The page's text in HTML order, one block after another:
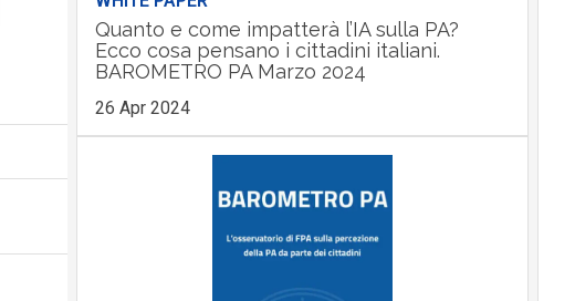
Quanto e come impatterà l’IA sulla PA?
Ecco cosa pensano i cittadini italiani.
BAROMETRO PA Marzo 2024
26 Apr 2024